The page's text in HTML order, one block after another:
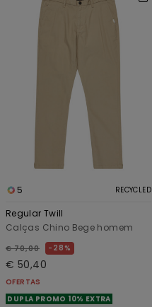
5 RECYCLED
Regular Twill
Calças Chino Bege homem
€ 70,00 28%
€ 50,40
OFERTAS
DUPLA PROMO 10% EXTRA